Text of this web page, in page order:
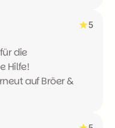
5
die
Hilfe!
auf Bröer &